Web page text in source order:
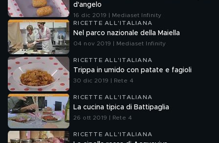
d'angelo
16 dic 2019 | Mediaset Infinity
RICETTE ALL'ITALIANA
Nel parco nazionale della Maiella
04 nov 2019 | Mediaset Infinity
RICETTE ALL'ITALIANA
Trippa in umido con patate e fagioli
30 dic 2019 | Rete 4
RICETTE ALL'ITALIANA
La cucina tipica di Battipaglia
26 ott 2019 | Rete 4
RICETTE ALL'ITALIANA